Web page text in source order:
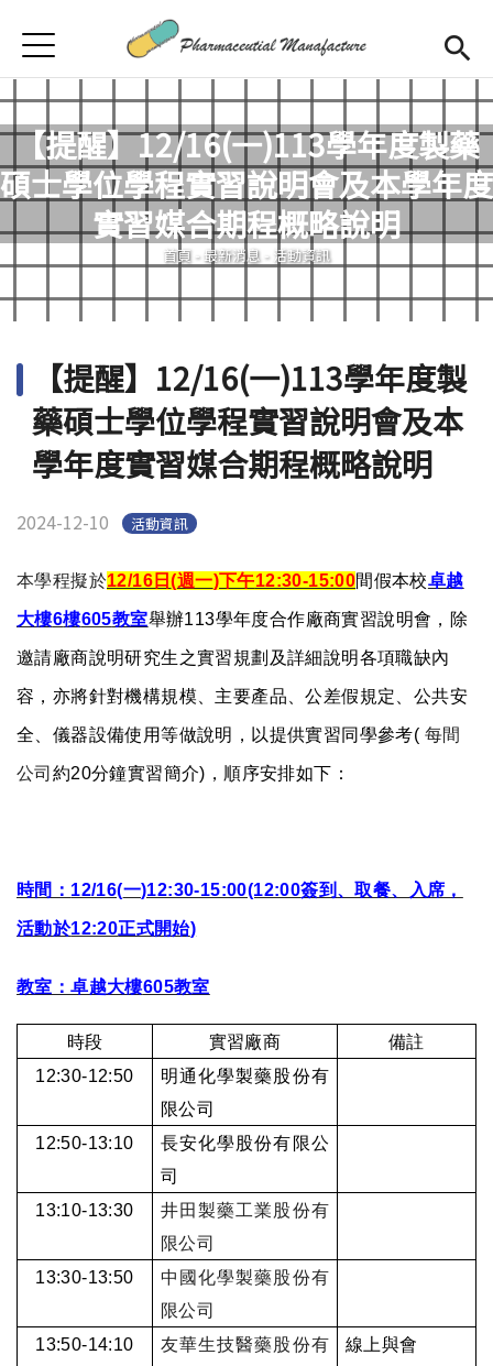
首頁
首頁
最新消息
學程簡介
Open
師資陣容
課程規劃
檔案下載
合作企業
Jump to Navigation
Jump to Main content
【提醒】12/16(一)113學年度製藥
碩士學位學程實習說明會及本學年度
實習媒合期程概略說明
您在這裡
首頁 - 最新消息 - 活動資訊
【提醒】12/16(一)113學年度製
藥碩士學位學程實習說明會及本
學年度實習媒合期程概略說明
2024-12-10 活動資訊
本學程擬於12/16 日(週一)下午12:30-15:00間假本校卓越
大樓6樓605教室舉辦113學年度合作廠商實習說明會 ，除
邀請廠商說明研究生之實習規劃及詳細說明各項職缺內
容， 亦將針對機構規模、主要產品、公差假規定、公共安
全、 儀器設備使用等做說明，以提供實習同學參考( 每間
公司 約20分鐘實習簡介) ，順序安排如下：
時間： 12/16(一)12:30-15:00(12:00簽到 、取餐、入席，
活動於12:20正式開始)
教室：卓越大樓605教室
時段 實習廠商
備註
12:30-12:50
明通化學製藥股份有
限公司
12:50-13:10
長安化學股份有限公
司
13:10-13:30
井田製藥工業股份有
限公司
13:30-13:50
中國化學製藥股份有
限公司
13:50-14:10
友華生技醫藥股份有
線上與會